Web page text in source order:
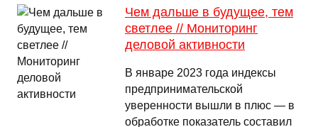
Чем дальше в будущее, тем
светлее // Мониторинг
деловой активности
В январе 2023 года индексы
предпринимательской
уверенности вышли в плюс — в
обработке показатель составил